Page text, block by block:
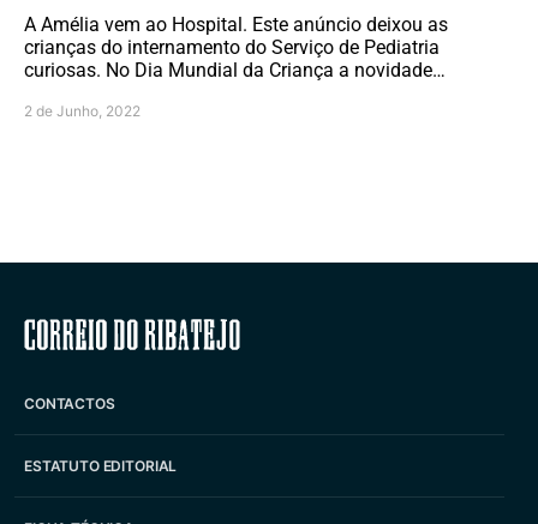
A Amélia vem ao Hospital. Este anúncio deixou as
crianças do internamento do Serviço de Pediatria
curiosas. No Dia Mundial da Criança a novidade…
2 de Junho, 2022
Correio do Ribatejo
CONTACTOS
ESTATUTO EDITORIAL